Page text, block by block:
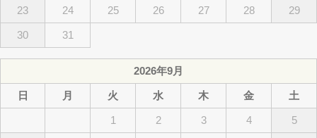
23 24 25 26 27 28 29
30 31
2026年9月
日 月 火 水 木 金 土
1 2 3 4 5